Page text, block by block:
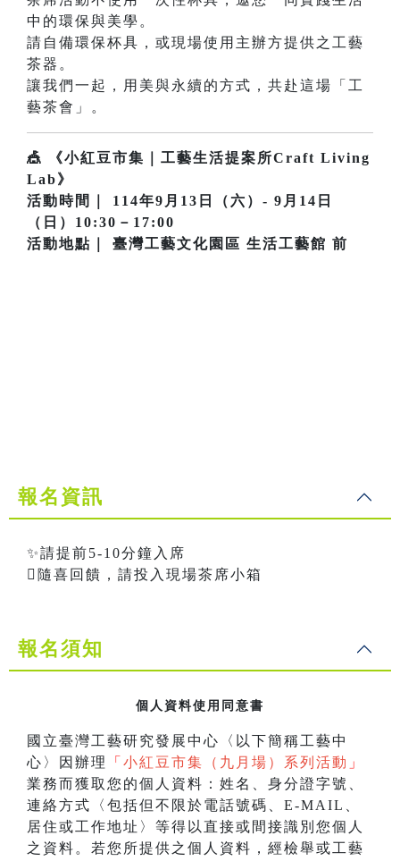
中的環保與美學。
請自備環保杯具，或現場使用主辦方提供之工藝
茶器。
讓我們一起，用美與永續的方式，共赴這場「工
藝茶會」。
🎪 《小紅豆市集｜工藝生活提案所Craft Living
Lab》
活動時間｜ 114年9月13日（六）- 9月14日
（日）10:30－17:00
活動地點｜ 臺灣工藝文化園區 生活工藝館 前
報名資訊
✨請提前5-10分鐘入席
隨喜回饋，請投入現場茶席小箱
報名須知
個人資料使用同意書
國立臺灣工藝研究發展中心〈以下簡稱工藝中
心〉因辦理
「 小紅豆市集（九月場）系列活動 」
業務而獲取您的個人資料：姓名、身分證字號、
連絡方式〈包括但不限於電話號碼、E-MAIL、
居住或工作地址〉等得以直接或間接識別您個人
之資料。若您所提供之個人資料，經檢舉或工藝